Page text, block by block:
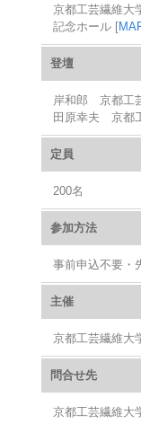
京都工芸繊維大
記念ホール [
登壇
岸和郎 京都工
田原幸夫 京都
定員
200名
参加方法
事前申込不要・
主催
京都工芸繊維大
問合せ先
京都工芸繊維大